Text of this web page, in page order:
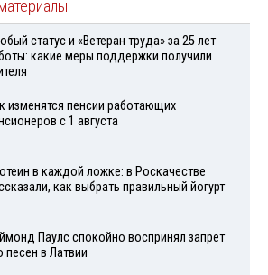
статус и «Ветеран труда» за 25 лет
какие меры поддержки получили
изменятся пенсии работающих
с 1 августа
в каждой ложке: в Роскачестве
как выбрать правильный йогурт
Паулс спокойно воспринял запрет
песен в Латвии